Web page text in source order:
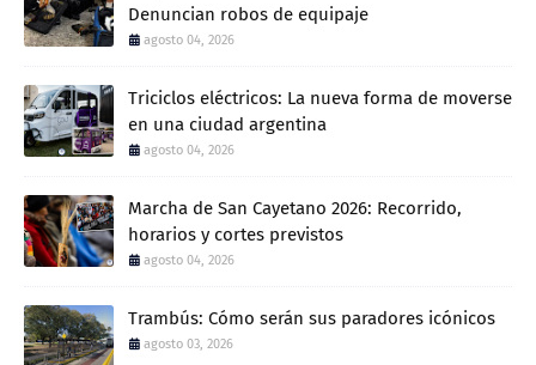
Denuncian robos de equipaje
agosto 04, 2026
Triciclos eléctricos: La nueva forma de moverse
en una ciudad argentina
agosto 04, 2026
Marcha de San Cayetano 2026: Recorrido,
horarios y cortes previstos
agosto 04, 2026
Trambús: Cómo serán sus paradores icónicos
agosto 03, 2026